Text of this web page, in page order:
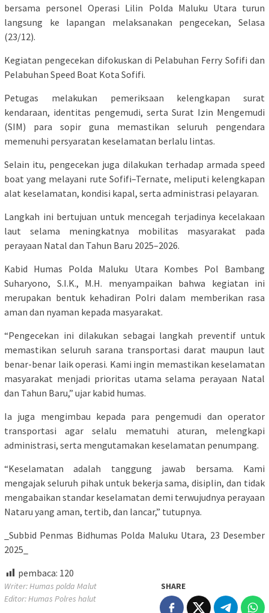
bersama personel Operasi Lilin Polda Maluku Utara turun
langsung ke lapangan melaksanakan pengecekan, Selasa
(23/12).
Kegiatan pengecekan difokuskan di Pelabuhan Ferry Sofifi dan
Pelabuhan Speed Boat Kota Sofifi.
Petugas melakukan pemeriksaan kelengkapan surat
kendaraan, identitas pengemudi, serta Surat Izin Mengemudi
(SIM) para sopir guna memastikan seluruh pengendara
memenuhi persyaratan keselamatan berlalu lintas.
Selain itu, pengecekan juga dilakukan terhadap armada speed
boat yang melayani rute Sofifi–Ternate, meliputi kelengkapan
alat keselamatan, kondisi kapal, serta administrasi pelayaran.
Langkah ini bertujuan untuk mencegah terjadinya kecelakaan
laut selama meningkatnya mobilitas masyarakat pada
perayaan Natal dan Tahun Baru 2025–2026.
Kabid Humas Polda Maluku Utara Kombes Pol Bambang
Suharyono, S.I.K., M.H. menyampaikan bahwa kegiatan ini
merupakan bentuk kehadiran Polri dalam memberikan rasa
aman dan nyaman kepada masyarakat.
“Pengecekan ini dilakukan sebagai langkah preventif untuk
memastikan seluruh sarana transportasi darat maupun laut
benar-benar laik operasi. Kami ingin memastikan keselamatan
masyarakat menjadi prioritas utama selama perayaan Natal
dan Tahun Baru,” ujar kabid humas.
Ia juga mengimbau kepada para pengemudi dan operator
transportasi agar selalu mematuhi aturan, melengkapi
administrasi, serta mengutamakan keselamatan penumpang.
“Keselamatan adalah tanggung jawab bersama. Kami
mengajak seluruh pihak untuk bekerja sama, disiplin, dan tidak
mengabaikan standar keselamatan demi terwujudnya perayaan
Nataru yang aman, tertib, dan lancar,” tutupnya.
_Subbid Penmas Bidhumas Polda Maluku Utara, 23 Desember
2025_
pembaca: 120
Writer: Humas polda Malut
Editor: Humas Polres halut
SHARE